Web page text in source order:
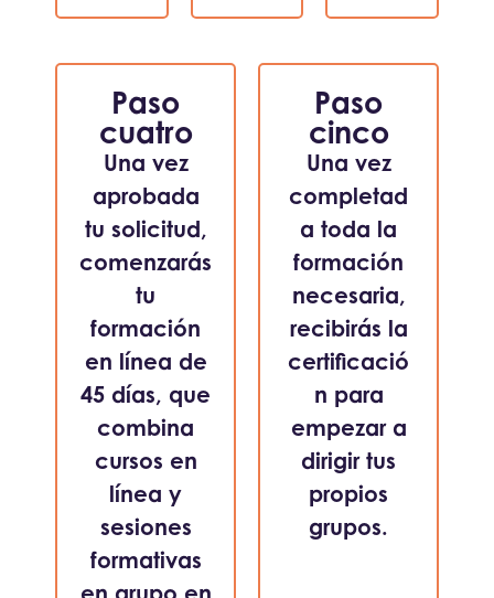
Paso
cuatro
Una vez
aprobada
tu solicitud,
comenzarás
tu
formación
en línea de
45 días, que
combina
cursos en
línea y
sesiones
formativas
Paso
cinco
Una vez
completad
a toda la
formación
necesaria,
recibirás la
certificació
n para
empezar a
dirigir tus
propios
grupos.